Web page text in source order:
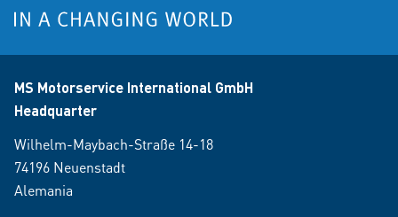
MS Motorservice International GmbH
Headquarter
Wilhelm-Maybach-Straße 14-18
74196 Neuenstadt
Alemania